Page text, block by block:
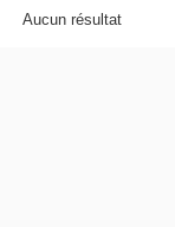
Aucun résultat